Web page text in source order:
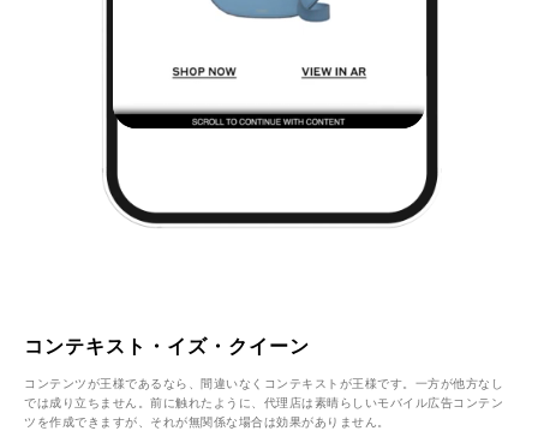
コンテキスト・イズ・クイーン
コンテンツが王様であるなら、間違いなくコンテキストが王様です。一方が他方なし
では成り立ちません。前に触れたように、代理店は素晴らしいモバイル広告コンテン
ツを作成できますが、それが無関係な場合は効果がありません。